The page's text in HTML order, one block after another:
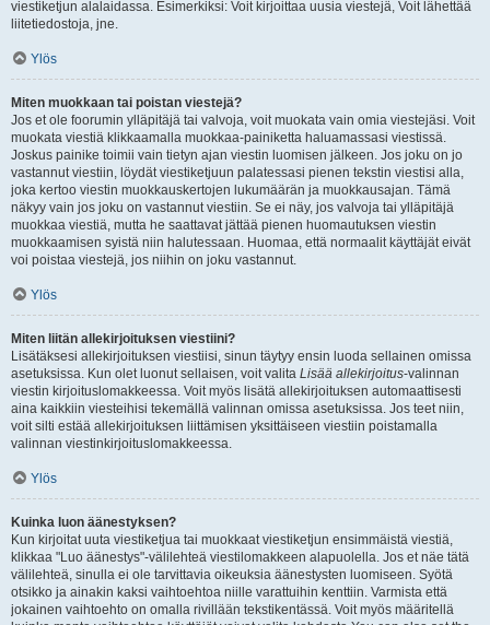
viestiketjun alalaidassa. Esimerkiksi: Voit kirjoittaa uusia viestejä, Voit lähettää
liitetiedostoja, jne.
Ylös
Miten muokkaan tai poistan viestejä?
Jos et ole foorumin ylläpitäjä tai valvoja, voit muokata vain omia viestejäsi. Voit
muokata viestiä klikkaamalla muokkaa-painiketta haluamassasi viestissä.
Joskus painike toimii vain tietyn ajan viestin luomisen jälkeen. Jos joku on jo
vastannut viestiin, löydät viestiketjuun palatessasi pienen tekstin viestisi alla,
joka kertoo viestin muokkauskertojen lukumäärän ja muokkausajan. Tämä
näkyy vain jos joku on vastannut viestiin. Se ei näy, jos valvoja tai ylläpitäjä
muokkaa viestiä, mutta he saattavat jättää pienen huomautuksen viestin
muokkaamisen syistä niin halutessaan. Huomaa, että normaalit käyttäjät eivät
voi poistaa viestejä, jos niihin on joku vastannut.
Ylös
Miten liitän allekirjoituksen viestiini?
Lisätäksesi allekirjoituksen viestiisi, sinun täytyy ensin luoda sellainen omissa
asetuksissa. Kun olet luonut sellaisen, voit valita Lisää allekirjoitus-valinnan
viestin kirjoituslomakkeessa. Voit myös lisätä allekirjoituksen automaattisesti
aina kaikkiin viesteihisi tekemällä valinnan omissa asetuksissa. Jos teet niin,
voit silti estää allekirjoituksen liittämisen yksittäiseen viestiin poistamalla
valinnan viestinkirjoituslomakkeessa.
Ylös
Kuinka luon äänestyksen?
Kun kirjoitat uuta viestiketjua tai muokkaat viestiketjun ensimmäistä viestiä,
klikkaa "Luo äänestys"-välilehteä viestilomakkeen alapuolella. Jos et näe tätä
välilehteä, sinulla ei ole tarvittavia oikeuksia äänestysten luomiseen. Syötä
otsikko ja ainakin kaksi vaihtoehtoa niille varattuihin kenttiin. Varmista että
jokainen vaihtoehto on omalla rivillään tekstikentässä. Voit myös määritellä